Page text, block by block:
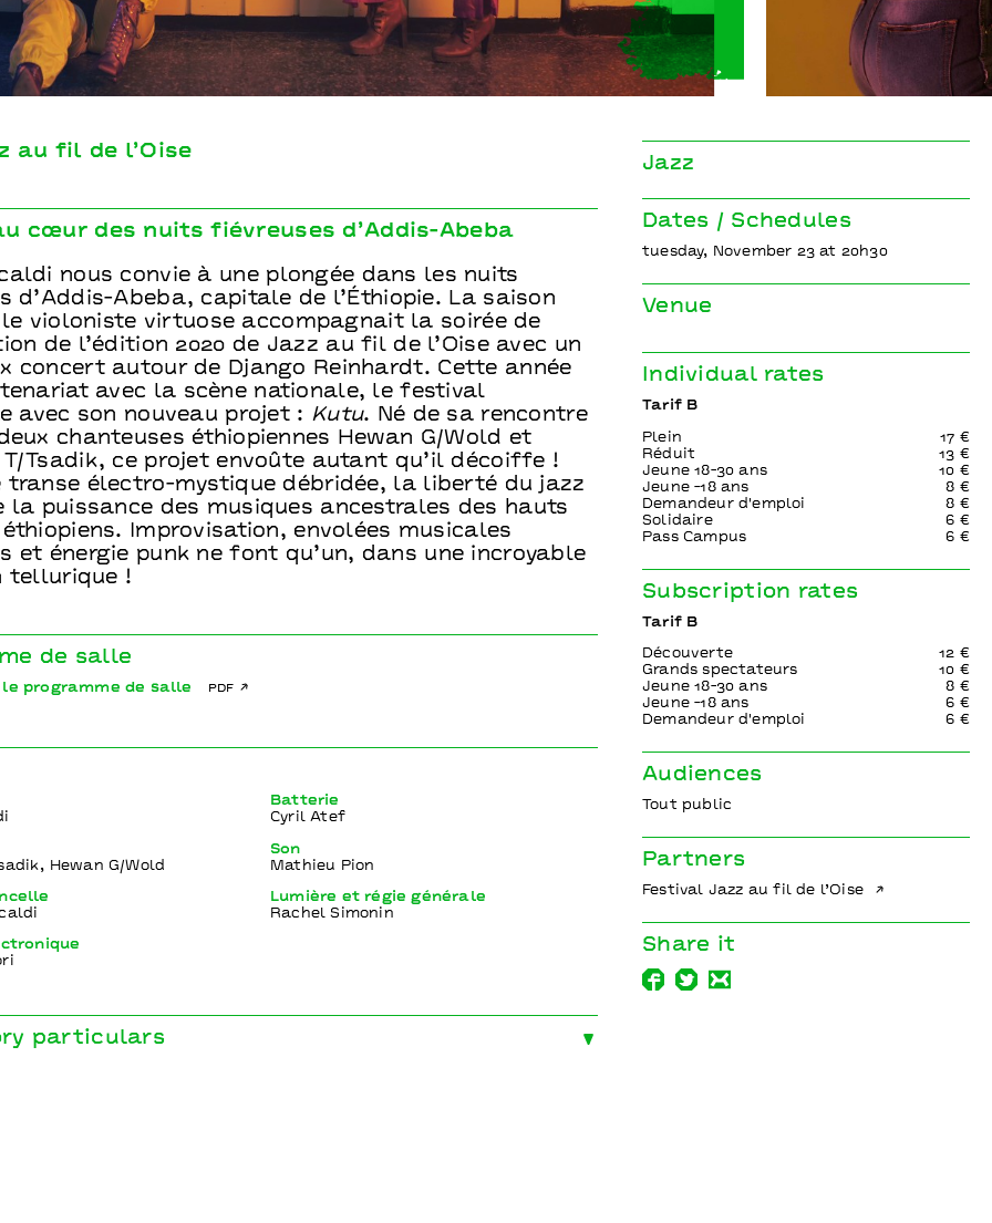
au fil de l’Oise
cœur des nuits fiévreuses d’Addis-Abeba
nous convie à une plongée dans les nuits
d’Addis-Abeba, capitale de l’Éthiopie. La saison
le violoniste virtuose accompagnait la soirée de
de l’édition 2020 de Jazz au fil de l’Oise avec un
concert autour de Django Reinhardt. Cette année
avec la scène nationale, le festival
avec son nouveau projet : Kutu. Né de sa rencontre
chanteuses éthiopiennes Hewan G/Wold et
Tsadik, ce projet envoûte autant qu’il décoiffe !
transe électro-mystique débridée, la liberté du jazz
la puissance des musiques ancestrales des hauts
Improvisation, envolées musicales
et énergie punk ne font qu’un, dans une incroyable
tellurique !
de salle
le programme de salle pdf
Hewan G/Wold
Batterie
Cyril Atef
Son
Mathieu Pion
Lumière et régie générale
Rachel Simonin
particulars
Jazz
Dates / Schedules
tuesday, November 23 at 20h30
Venue
Individual rates
Tarif B
Plein
17 €
Réduit
13 €
Jeune 18-30 ans
10 €
Jeune -18 ans
8 €
Demandeur d'emploi
8 €
Solidaire
6 €
Pass Campus
6 €
Subscription rates
Tarif B
Découverte
12 €
Grands spectateurs
10 €
Jeune 18-30 ans
8 €
Jeune -18 ans
6 €
Demandeur d'emploi
6 €
Audiences
Tout public
Partners
Festival Jazz au fil de l’Oise
Share it